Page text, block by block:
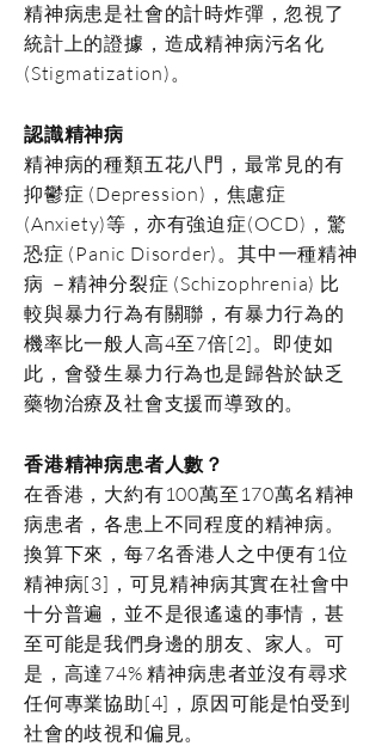
精神病患是社會的計時炸彈，忽視了
統計上的證據，造成精神病污名化
(Stigmatization)。
認識精神病
精神病的種類五花八門，最常見的有
抑鬱症 (Depression)，焦慮症
(Anxiety)等，亦有強迫症(OCD)，驚
恐症 (Panic Disorder)。其中一種精神
病 －精神分裂症 (Schizophrenia) 比
較與暴力行為有關聯，有暴力行為的
機率比一般人高4至7倍[2]。即使如
此，會發生暴力行為也是歸咎於缺乏
藥物治療及社會支援而導致的。
香港精神病患者人數？
在香港，大約有100萬至170萬名精神
病患者，各患上不同程度的精神病。
換算下來，每7名香港人之中便有1位
精神病[3]，可見精神病其實在社會中
十分普遍，並不是很遙遠的事情，甚
至可能是我們身邊的朋友、家人。可
是，高達74% 精神病患者並沒有尋求
任何專業協助[4]，原因可能是怕受到
社會的歧視和偏見。